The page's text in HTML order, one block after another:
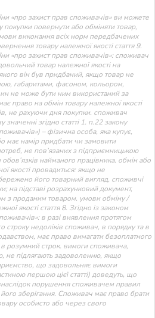
«про захист прав споживачів» ви можете
покупки повернути або обміняти товар,
виконання всіх норм передбачених
товару належної якості стаття 9.
«про захист прав споживачів»: споживач
товар належної якості на
він був придбаний, якщо товар не
габаритами, фасоном, кольором,
не може бути ним використаний за
право на обмін товару належної якості
не рахуючи дня покупки. споживач
значенні згідно статті 1. п.22 закону
– фізична особа, яка купує,
має намір придбати чи замовити
не пов’язаних з підприємницькою
найманого працівника. обмін або
якості провадиться: якщо не
його товарний вигляд, споживчі
на підставі розрахунковий документ,
з проданим товаром. умови обміну /
якості стаття 8. Згідно із законом
в разі виявлення протягом
строку недоліків споживач, в порядку та в
має право вимагати безоплатного
в розумний строк. вимоги споживача,
не підлягають задоволенню, якщо
що задовольняє вимоги
першою цієї статті) доведуть, що
порушення споживачем правил
зберігання. Споживач має право брати
особисто або через свого